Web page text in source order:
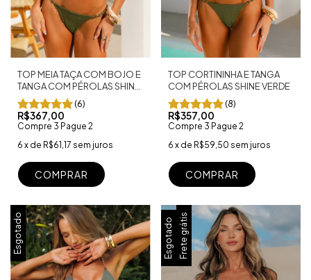
TOP MEIA TAÇA COM BOJO E
TANGA COM PÉROLAS SHINE
VERDE
(6)
R$367,00
Compre 3 Pague 2
6 x de R$61,17 sem juros
COMPRAR
TOP CORTININHA E TANGA
COM PÉROLAS SHINE VERDE
(8)
R$357,00
Compre 3 Pague 2
6 x de R$59,50 sem juros
COMPRAR
Esgotado EsgotadoFrete grátis